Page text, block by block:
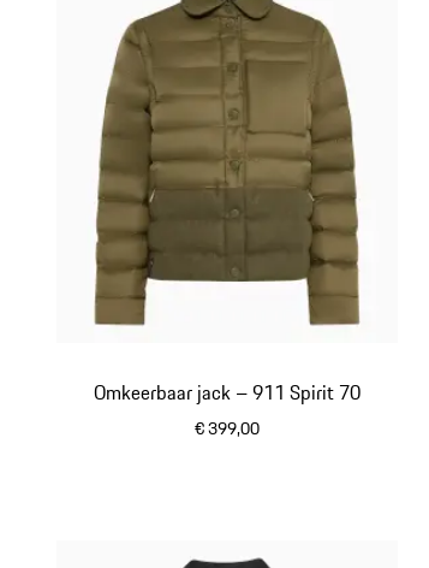
Omkeerbaar jack – 911 Spirit 70
€ 399,00